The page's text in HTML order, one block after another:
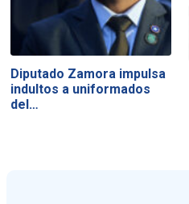
Diputado Zamora impulsa
indultos a uniformados
del…